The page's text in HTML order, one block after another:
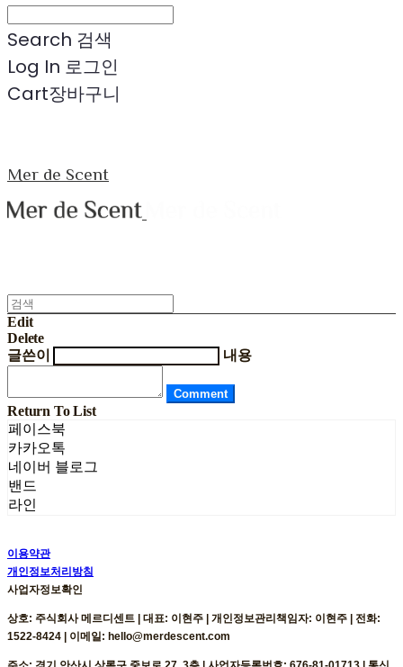
Search 검색
Log In 로그인
Cart장바구니
Mer de Scent
Edit
Delete
글쓴이
내용
Comment
Return To List
페이스북
카카오톡
네이버 블로그
밴드
라인
이용약관
개인정보처리방침
사업자정보확인
상호: 주식회사 메르디센트 | 대표: 이현주 | 개인정보관리책임자: 이현주 | 전화:
1522-8424 | 이메일: hello@merdescent.com